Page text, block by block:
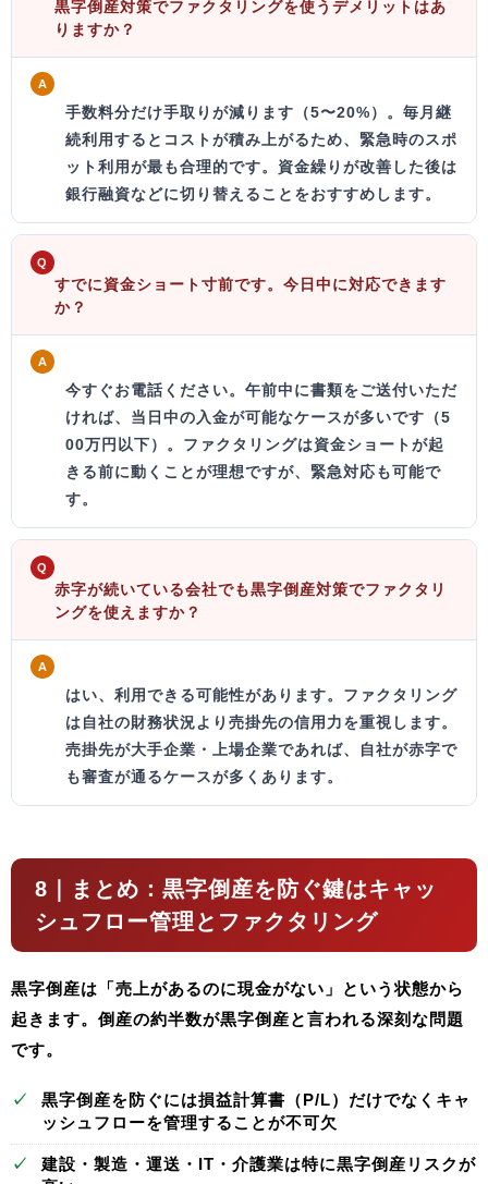
黒字倒産対策でファクタリングを使うデメリットはあ
りますか？
A
手数料分だけ手取りが減ります（5〜20%）。毎月継
続利用するとコストが積み上がるため、 緊急時のスポ
ット利用が最も合理的です。資金繰りが改善した後は
銀行融資などに切り替えることをおすすめします。
Q
すでに資金ショート寸前です。今日中に対応できます
か？
A
今すぐお電話ください。 午前中に書類をご送付いただ
ければ、当日中の入金が可能なケースが多いです（5
00万円以下）。ファクタリングは資金ショートが起
きる前に動くことが理想ですが、緊急対応も可能で
す。
Q
赤字が続いている会社でも黒字倒産対策でファクタリ
ングを使えますか？
A
はい、利用できる可能性があります。 ファクタリング
は自社の財務状況より売掛先の信用力を重視します。
売掛先が大手企業・上場企業であれば、自社が赤字で
も審査が通るケースが多くあります。
8｜まとめ：黒字倒産を防ぐ鍵はキャッ
シュフロー管理とファクタリング
黒字倒産は「売上があるのに現金がない」という状態から
起きます。倒産の約半数が黒字倒産と言われる深刻な問題
です。
✓ 黒字倒産を防ぐには損益計算書（P/L）だけでなくキャ
ッシュフローを管理することが不可欠
✓ 建設・製造・運送・IT・介護業は特に黒字倒産リスクが